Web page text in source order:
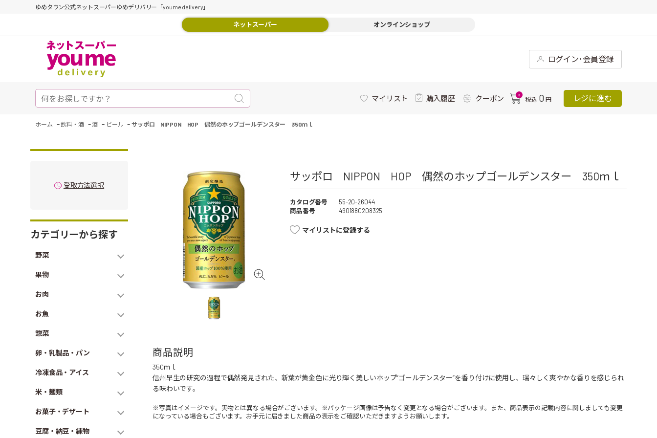
ゆめタウン公式ネットスーパーゆめデリバリー「youme delivery」
ネットスーパー オンラインショップ
ログイン･会員登録
マイリスト 購入履歴 クーポン 0
税込 0 円 レジに進む
ホーム -飲料・酒 -酒 - ビール -サッポロ NIPPON HOP 偶然のホップゴールデンスター 350ｍｌ
受取方法選択
カテゴリーから探す
野菜
果物
お肉
お魚
惣菜
卵・乳製品・パン
冷凍食品・アイス
米・麺類
お菓子・デザート
豆腐・納豆・練物
サッポロ NIPPON HOP 偶然のホップゴールデンスター 350ｍｌ
カタログ番号
55-20-26044
商品番号
4901880208325
マイリストに登録する
商品説明
350ｍｌ
信州早生の研究の過程で偶然発見された、新葉が黄金色に光り輝く美しいホップ”ゴールデンスター”を香り付けに使用し、瑞々しく爽やかな香りを感じられ
る味わいです。
※写真はイメージです。実物とは異なる場合がございます。※パッケージ画像は予告なく変更となる場合がございます。また、商品表示の記載内容に関しましても変更
になっている場合もございます。お手元に届きました商品の表示をご確認いただきますようお願いします。